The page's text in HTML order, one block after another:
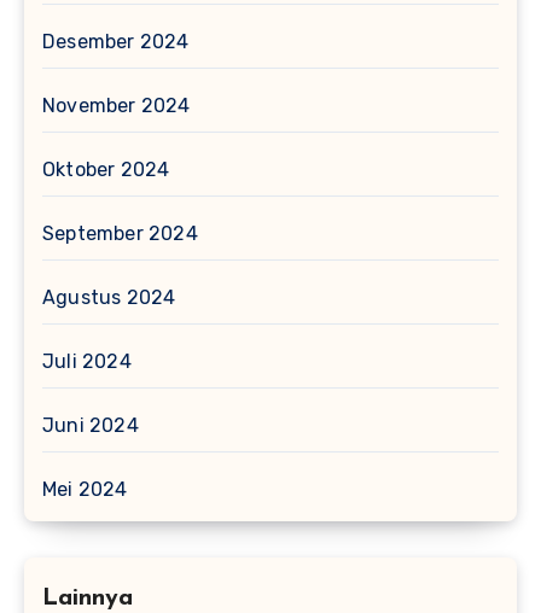
Desember 2024
November 2024
Oktober 2024
September 2024
Agustus 2024
Juli 2024
Juni 2024
Mei 2024
Lainnya